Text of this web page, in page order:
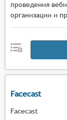
проведения
организации и
Facecast
Facecast